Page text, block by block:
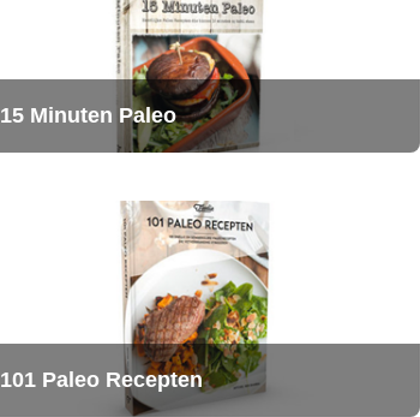
15 Minuten Paleo
101 Paleo Recepten